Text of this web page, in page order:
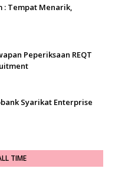
: Tempat Menarik,
Peperiksaan REQT
Syarikat Enterprise
TIME